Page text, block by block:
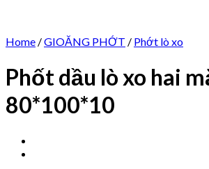
Home /GIOĂNG PHỚT / Phớt lò xo
Phốt dầu lò xo hai
80*100*10